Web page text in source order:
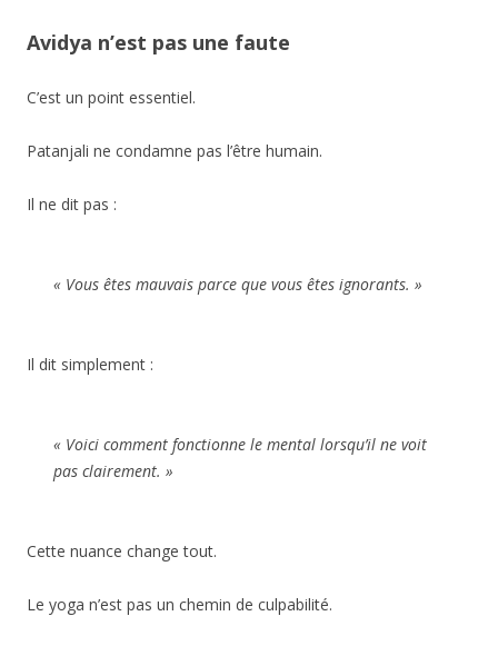
Avidya n’est pas une faute
C’est un point essentiel.
Patanjali ne condamne pas l’être humain.
Il ne dit pas :
« Vous êtes mauvais parce que vous êtes ignorants. »
Il dit simplement :
« Voici comment fonctionne le mental lorsqu’il ne voit
pas clairement. »
Cette nuance change tout.
Le yoga n’est pas un chemin de culpabilité.